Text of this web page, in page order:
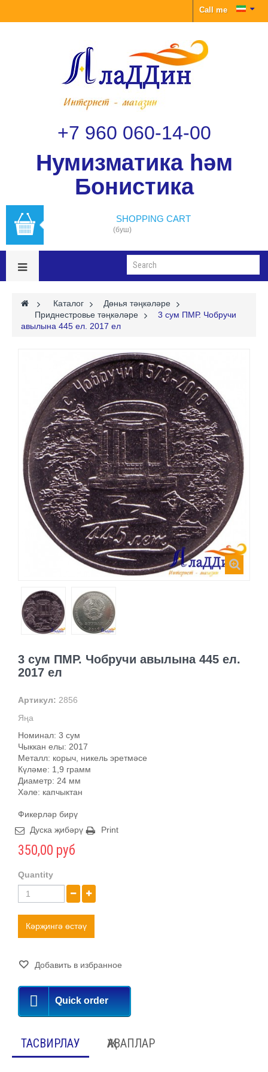
Call me
+7 960 060-14-00
Нумизматика һәм
Бонистика
SHOPPING CART
(буш)
> Каталог >
Дөнья тәңкәләре
Приднестровье тәңкәләре >
3 сум ПМР. Чобручи
авылына 445 ел. 2017 ел
3 сум ПМР. Чобручи авылына 445 ел.
2017 ел
Артикул: 2856
Яңа
Номинал: 3 сум
Чыккан елы: 2017
Металл: корыч, никель эретмәсе
Күләме: 1,9 грамм
Диаметр: 24 мм
Хәле: капчыктан
Фикерләр бирү
Дуска җибәрү
Print
350,00 руб
Quantity
Кәрҗингә өстәү
Добавить в избранное
Quick order
ТАСВИРЛАУ ҖАВАПЛАР